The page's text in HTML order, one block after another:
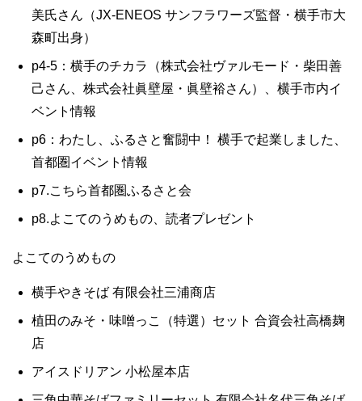
美氏さん（JX-ENEOS サンフラワーズ監督・横手市大
森町出身）
p4-5：横手のチカラ（株式会社ヴァルモード・柴田善
己さん、株式会社眞壁屋・眞壁裕さん）、横手市内イ
ベント情報
p6：わたし、ふるさと奮闘中！ 横手で起業しました、
首都圏イベント情報
p7.こちら首都圏ふるさと会
p8.よこてのうめもの、読者プレゼント
よこてのうめもの
横手やきそば 有限会社三浦商店
植田のみそ・味噌っこ（特選）セット 合資会社高橋麹
店
アイスドリアン 小松屋本店